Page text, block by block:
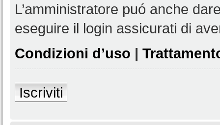
L’amministratore puó anche
eseguire il login assicurati di
Condizioni d’uso |
Iscriviti